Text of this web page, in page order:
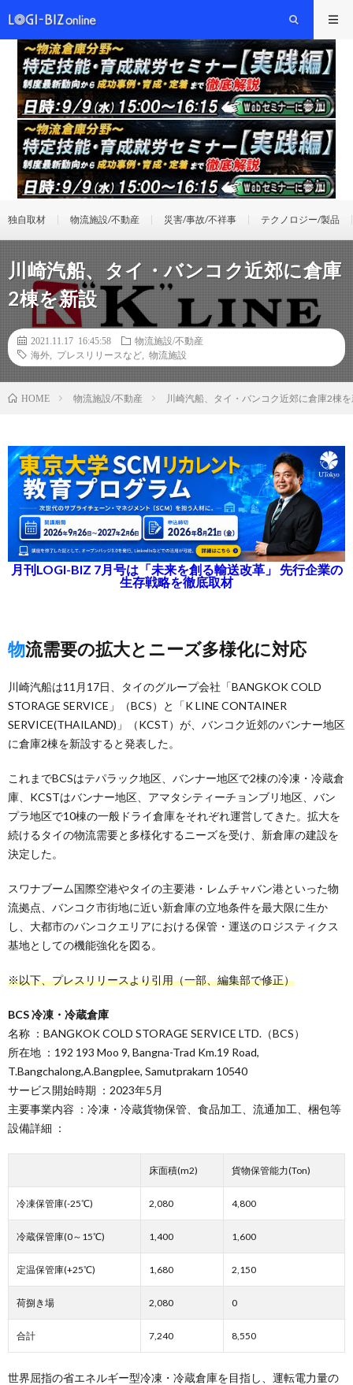
独自取材 物流施設/不動産 災害/事故/不祥事 テクノロジー/製品
川崎汽船、タイ・バンコク近郊に倉庫
2棟を新設
2021.11.17 16:45:58
物流施設/不動産
海外
プレスリリースなど 物流施設
HOME 物流施設/不動産 川崎汽船、タイ・バンコク近郊に倉庫2棟
月刊LOGI-BIZ 7月号は「未来を創る輸送改革」 先行企業の
生存戦略を徹底取材
物流需要の拡大とニーズ多様化に対応
川崎汽船は11月17日、タイのグループ会社「BANGKOK COLD
STORAGE SERVICE」（BCS）と「K LINE CONTAINER
SERVICE(THAILAND)」（KCST）が、バンコク近郊のバンナー地区
に倉庫2棟を新設すると発表した。
これまでBCSはテパラック地区、バンナー地区で2棟の冷凍・冷蔵倉
庫、KCSTはバンナー地区、アマタシティーチョンブリ地区、バン
プラ地区で10棟の一般ドライ倉庫をそれぞれ運営してきた。拡大を
続けるタイの物流需要と多様化するニーズを受け、新倉庫の建設を
決定した。
スワナブーム国際空港やタイの主要港・レムチャバン港といった物
流拠点、バンコク市街地に近い新倉庫の立地条件を最大限に生か
し、大都市のバンコクエリアにおける保管・運送のロジスティクス
基地としての機能強化を図る。
※以下、プレスリリースより引用（一部、編集部で修正）
BCS 冷凍・冷蔵倉庫
名称 ：BANGKOK COLD STORAGE SERVICE LTD.（BCS）
所在地 ：192 193 Moo 9, Bangna-Trad Km.19 Road,
T.Bangchalong,A.Bangplee, Samutprakarn 10540
サービス開始時期 ：2023年5月
主要事業内容 ：冷凍・冷蔵貨物保管、食品加工、流通加工、梱包等
設備詳細 ：
床面積(m2) 貨物保管能力(Ton)
冷凍保管庫(-25℃) 2,080 4,800
冷蔵保管庫(0～15℃) 1,400 1,600
定温保管庫(+25℃) 1,680 2,150
荷捌き場 2,080 0
合計 7,240 8,550
世界屈指の省エネルギー型冷凍・冷蔵倉庫を目指し、運転電力量の